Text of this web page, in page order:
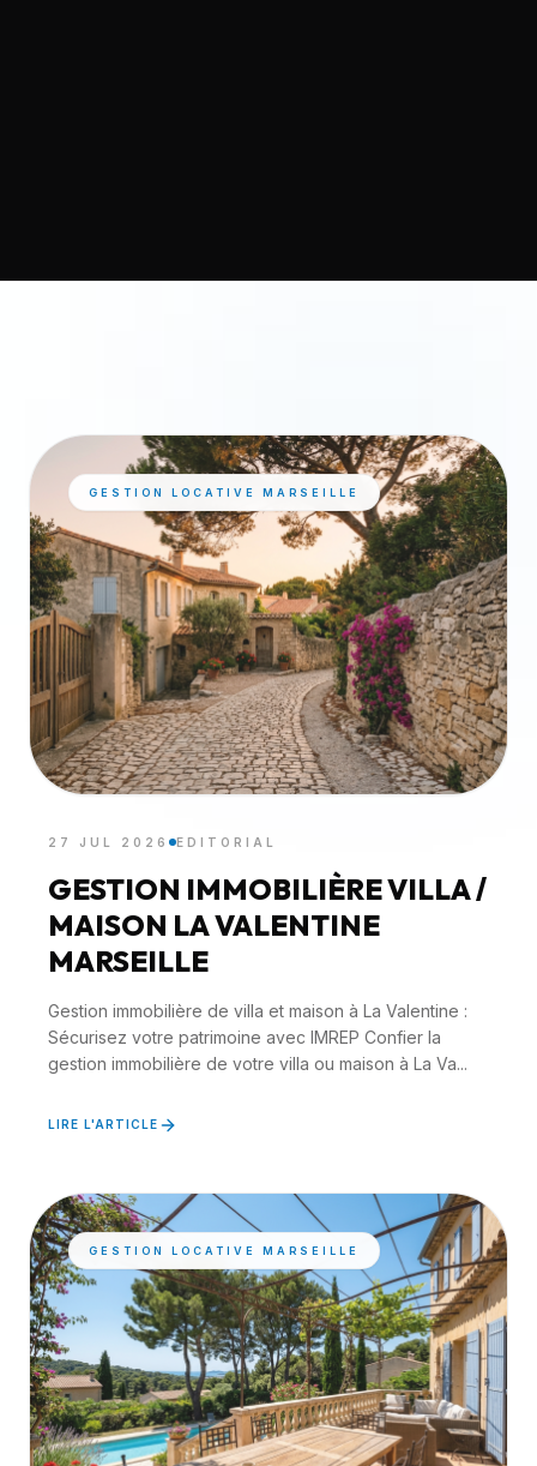
GESTION LOCATIVE MARSEILLE
27 JUL 2026 EDITORIAL
GESTION IMMOBILIÈRE VILLA /
MAISON LA VALENTINE
MARSEILLE
Gestion immobilière de villa et maison à La Valentine :
Sécurisez votre patrimoine avec IMREP Confier la
gestion immobilière de votre villa ou maison à La Va...
LIRE L'ARTICLE
GESTION LOCATIVE MARSEILLE